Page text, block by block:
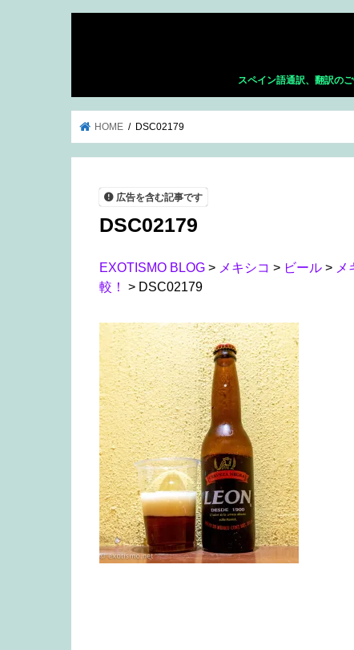
スペイン語通訳、翻訳の
HOME DSC02179
広告を含む記事です
DSC02179
EXOTISMO BLOG > メキシコ > ビール > メ
較！
> DSC02179